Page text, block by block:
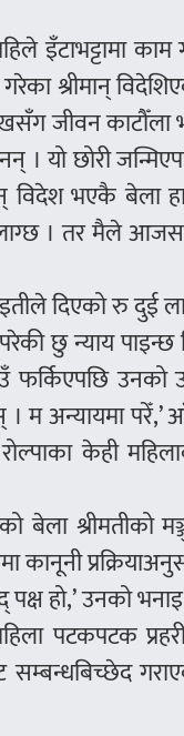
इँटाभट्टामा काम
श्रीमान्
जीवन काटौँला
। यो छोरी
भएकै बेला
लाग्छ । तर मैले
दिएको रु दुई
छु न्याय
फर्किएपछि उनको
। म अन्यायमा
केही
बेला श्रीमतीको
कानूनी
पक्ष हो,’ उनको
पटकपटक